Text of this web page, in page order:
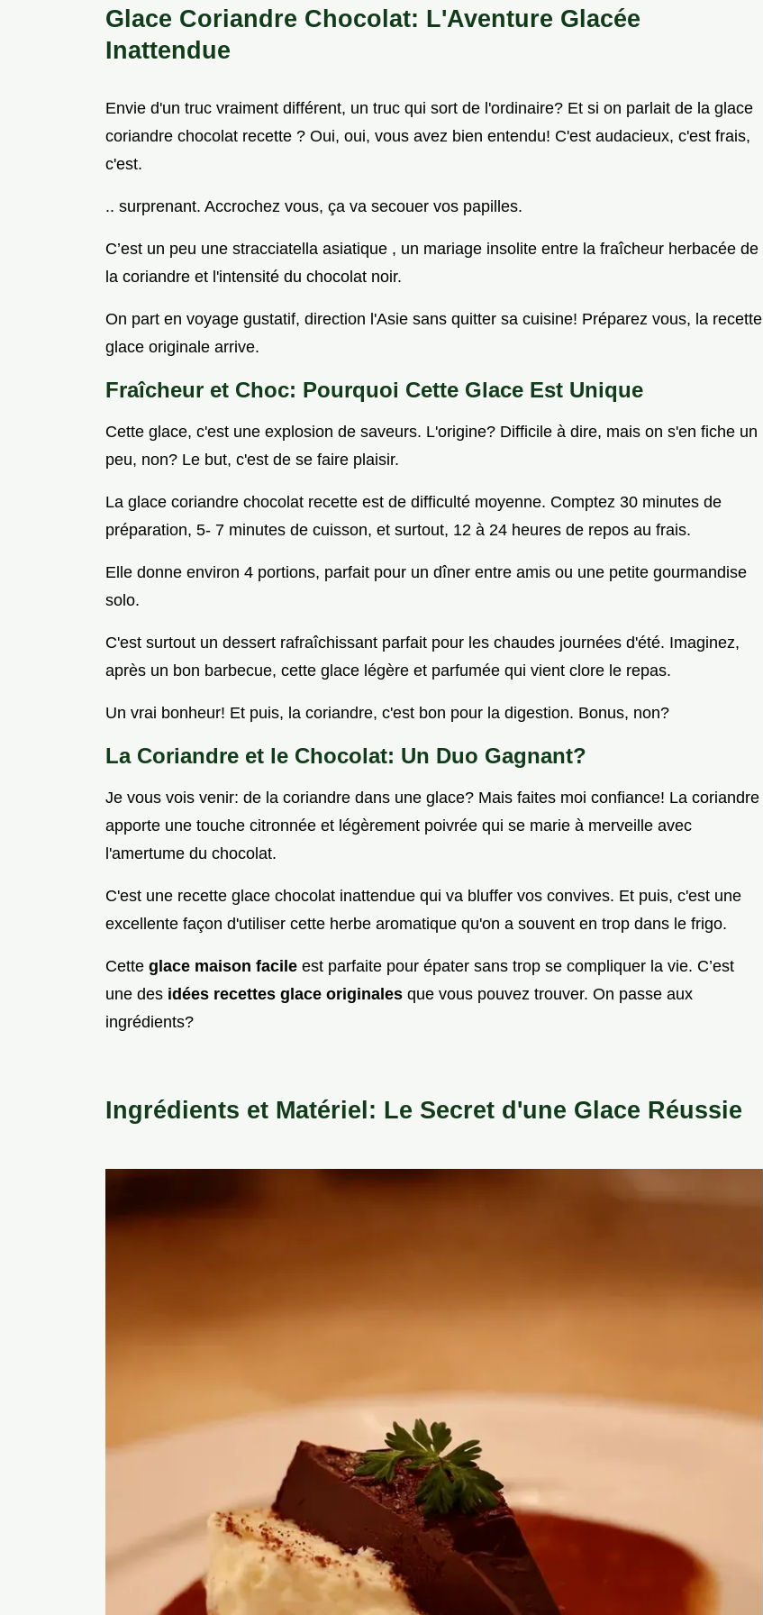
Glace Coriandre Chocolat: L'Aventure Glacée
Inattendue
Envie d'un truc vraiment différent, un truc qui sort de l'ordinaire? Et si on parlait de la glace
coriandre chocolat recette ? Oui, oui, vous avez bien entendu! C'est audacieux, c'est frais,
c'est.
.. surprenant. Accrochez vous, ça va secouer vos papilles.
C’est un peu une stracciatella asiatique , un mariage insolite entre la fraîcheur herbacée de
la coriandre et l'intensité du chocolat noir.
On part en voyage gustatif, direction l'Asie sans quitter sa cuisine! Préparez vous, la recette
glace originale arrive.
Fraîcheur et Choc: Pourquoi Cette Glace Est Unique
Cette glace, c'est une explosion de saveurs. L'origine? Difficile à dire, mais on s'en fiche un
peu, non? Le but, c'est de se faire plaisir.
La glace coriandre chocolat recette est de difficulté moyenne. Comptez 30 minutes de
préparation, 5- 7 minutes de cuisson, et surtout, 12 à 24 heures de repos au frais.
Elle donne environ 4 portions, parfait pour un dîner entre amis ou une petite gourmandise
solo.
C'est surtout un dessert rafraîchissant parfait pour les chaudes journées d'été. Imaginez,
après un bon barbecue, cette glace légère et parfumée qui vient clore le repas.
Un vrai bonheur! Et puis, la coriandre, c'est bon pour la digestion. Bonus, non?
La Coriandre et le Chocolat: Un Duo Gagnant?
Je vous vois venir: de la coriandre dans une glace? Mais faites moi confiance! La coriandre
apporte une touche citronnée et légèrement poivrée qui se marie à merveille avec
l'amertume du chocolat.
C'est une recette glace chocolat inattendue qui va bluffer vos convives. Et puis, c'est une
excellente façon d'utiliser cette herbe aromatique qu'on a souvent en trop dans le frigo.
Cette glace maison facile est parfaite pour épater sans trop se compliquer la vie. C’est
une des idées recettes glace originales que vous pouvez trouver. On passe aux
ingrédients?
Ingrédients et Matériel: Le Secret d'une Glace Réussie